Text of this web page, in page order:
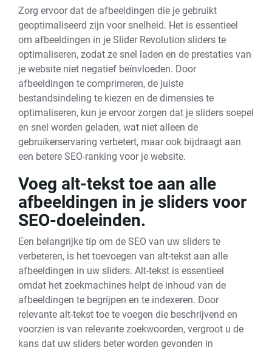
Zorg ervoor dat de afbeeldingen die je gebruikt
geoptimaliseerd zijn voor snelheid. Het is essentieel
om afbeeldingen in je Slider Revolution sliders te
optimaliseren, zodat ze snel laden en de prestaties van
je website niet negatief beïnvloeden. Door
afbeeldingen te comprimeren, de juiste
bestandsindeling te kiezen en de dimensies te
optimaliseren, kun je ervoor zorgen dat je sliders soepel
en snel worden geladen, wat niet alleen de
gebruikerservaring verbetert, maar ook bijdraagt aan
een betere SEO-ranking voor je website.
Voeg alt-tekst toe aan alle
afbeeldingen in je sliders voor
SEO-doeleinden.
Een belangrijke tip om de SEO van uw sliders te
verbeteren, is het toevoegen van alt-tekst aan alle
afbeeldingen in uw sliders. Alt-tekst is essentieel
omdat het zoekmachines helpt de inhoud van de
afbeeldingen te begrijpen en te indexeren. Door
relevante alt-tekst toe te voegen die beschrijvend en
voorzien is van relevante zoekwoorden, vergroot u de
kans dat uw sliders beter worden gevonden in